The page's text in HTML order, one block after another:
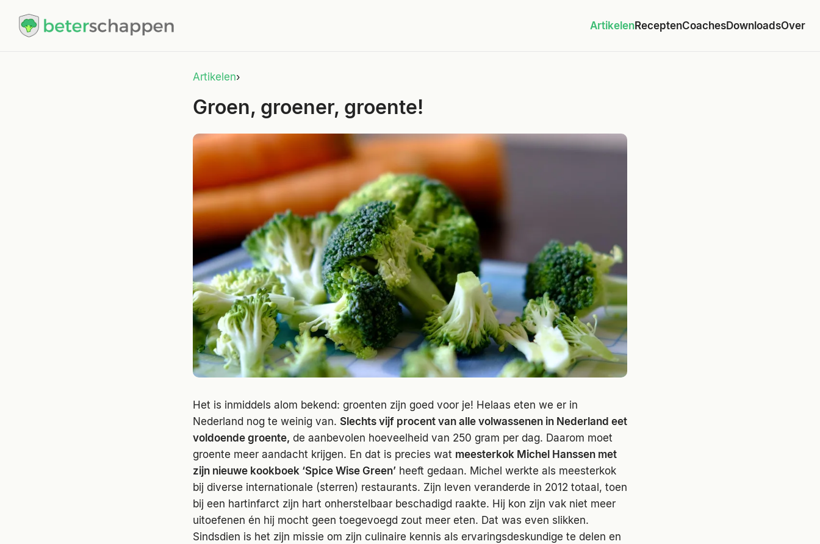
ArtikelenReceptenCoachesDownloadsOver
Artikelen›
Groen, groener, groente!
Het is inmiddels alom bekend: groenten zijn goed voor je! Helaas eten we er in
Nederland nog te weinig van. Slechts vijf procent van alle volwassenen in Nederland eet
voldoende groente, de aanbevolen hoeveelheid van 250 gram per dag. Daarom moet
groente meer aandacht krijgen. En dat is precies wat meesterkok Michel Hanssen met
zijn nieuwe kookboek ‘Spice Wise Green’ heeft gedaan. Michel werkte als meesterkok
bij diverse internationale (sterren) restaurants. Zijn leven veranderde in 2012 totaal, toen
bij een hartinfarct zijn hart onherstelbaar beschadigd raakte. Hij kon zijn vak niet meer
uitoefenen én hij mocht geen toegevoegd zout meer eten. Dat was even slikken.
Sindsdien is het zijn missie om zijn culinaire kennis als ervaringsdeskundige te delen en